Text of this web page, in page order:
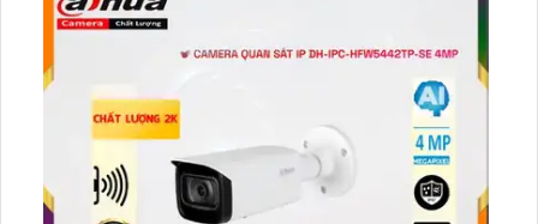
hiện đại, hình ảnh sắc nét, giúp theo dõi mọi hoạt
động tại nhà hay văn phòng một cách chi tiết và rõ
ràng. Với khả năng kết nối internet, người dùng có
thể theo dõi từ xa bằng điện thoại thông minh, máy
tính bảng hay máy tính mọi lúc, mọi nơi, mang lại sự
tiện lợi và an toàn tuyệt đối.